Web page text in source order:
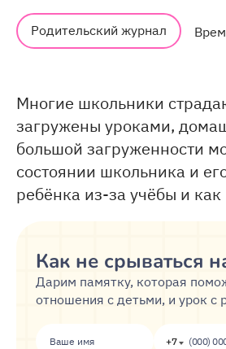
Родительский журнал
Многие школьники
загружены уроками,
большой загруженности
состоянии школьника и
ребёнка из-за учёбы и
Как не срываться
Дарим памятку, которая
отношения с детьми, и урок
+7